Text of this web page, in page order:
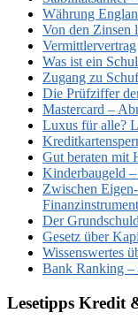
Währung
Von den Zinsen
Vermittlervertrag
Was ist ein
Zugang zu
Die Prüfziffer
Mastercard –
Luxus für alle?
Gut beraten mit
Kinderbaugeld
Zwischen
Der
Gesetz über
Wissenswertes
Bank Ranking –
Lesetipps Kredit